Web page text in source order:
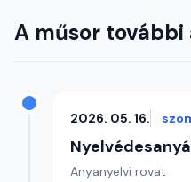
A műsor további
2026. 05. 16.
Anyanyelvi rovat